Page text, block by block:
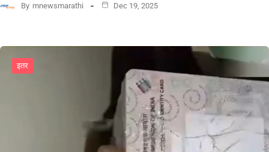
By mnewsmarathi Dec 19, 2025
इतर